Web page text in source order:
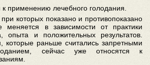
применению лечебного голодания.
которых показано и противопоказано
меняется в зависимости от практики
опыта и положительных результатов.
которые раньше считались запретными
сейчас уже относятся к